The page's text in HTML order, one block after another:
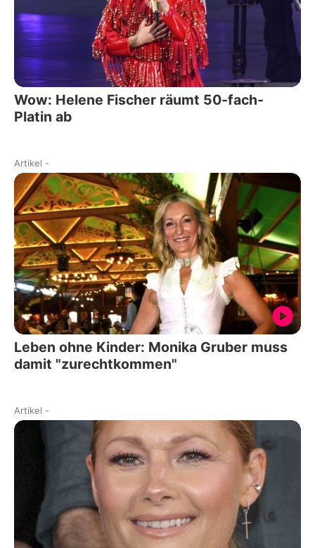
Wow: Helene Fischer räumt 50-fach-
Platin ab
Artikel -
Leben ohne Kinder: Monika Gruber muss
damit "zurechtkommen"
Artikel -